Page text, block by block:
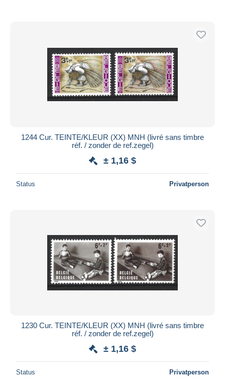
1244 Cur. TEINTE/KLEUR (XX) MNH (livré sans timbre
réf. / zonder de ref.zegel)
± 1,16 $
Status Privatperson
1230 Cur. TEINTE/KLEUR (XX) MNH (livré sans timbre
réf. / zonder de ref.zegel)
± 1,16 $
Status Privatperson